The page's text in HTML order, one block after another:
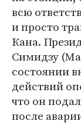
всю
и просто
Кана.
Симидзу
состоянии
действий
что он
после